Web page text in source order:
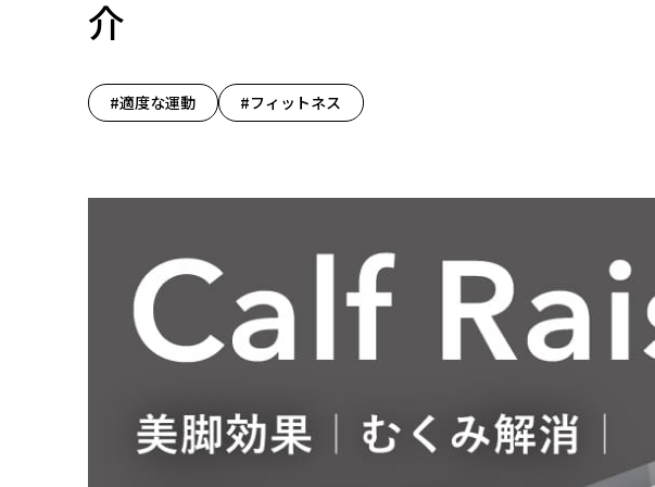
介
#適度な運動 #フィットネス